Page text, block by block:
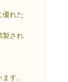
優れた
製され
す。